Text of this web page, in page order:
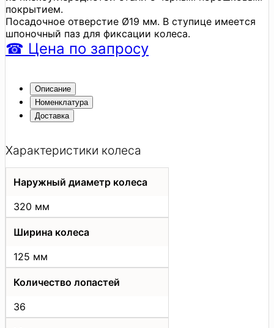
покрытием.
Посадочное отверстие Ø19 мм. В ступице имеется
шпоночный паз для фиксации колеса.
☎ Цена по запросу
Описание
Номенклатура
Доставка
Характеристики колеса
Наружный диаметр колеса
320 мм
Ширина колеса
125 мм
Количество лопастей
36